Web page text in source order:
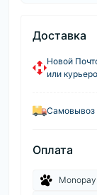
Доставка
Новой
или
Самовывоз
Оплата
Monopay